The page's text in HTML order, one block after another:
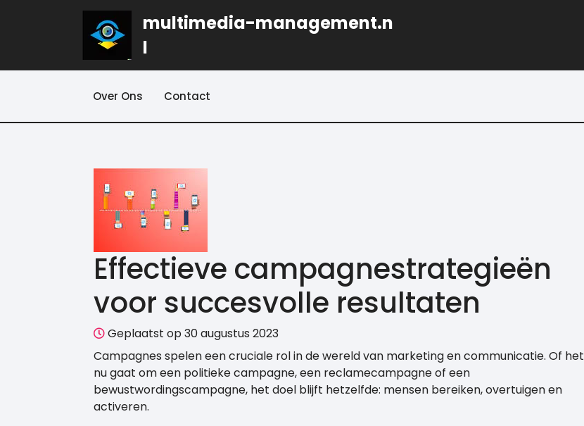
multimedia-management.n
l
Over Ons Contact
Effectieve campagnestrategieën
voor succesvolle resultaten
Geplaatst op 30 augustus 2023
Campagnes spelen een cruciale rol in de wereld van marketing en communicatie. Of het
nu gaat om een politieke campagne, een reclamecampagne of een
bewustwordingscampagne, het doel blijft hetzelfde: mensen bereiken, overtuigen en
activeren.